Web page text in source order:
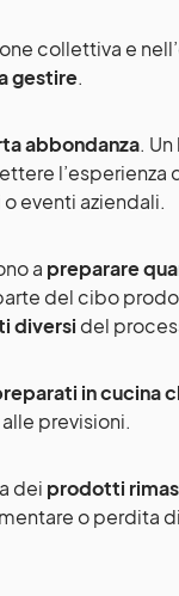
collettiva e
gestire.
abbondanza.
l’esperienza
eventi aziendali.
a preparare
del cibo
diversi del
in cucina
previsioni.
dei prodotti
o perdita